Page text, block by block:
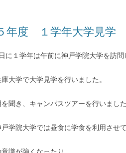
年度 １学年大学見学
に１学年は午前に神戸学院大学を訪問
大学で大学見学を行いました。
聞き、キャンパスツアーを行いました
学院大学では昼食に学食を利用させ